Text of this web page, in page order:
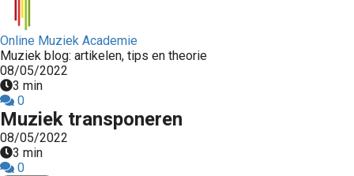
Online Muziek Academie
Muziek blog: artikelen, tips en theorie
08/05/2022
3 min
0
Muziek transponeren
08/05/2022
3 min
0